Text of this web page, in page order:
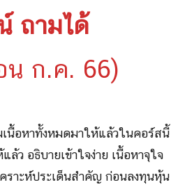
ถามได้
น ก.ค. 66)
เนื้อหาทั้งหมดมาให้แล้วในคอร์สนี้
ว อธิบายเข้าใจง่าย เนื้อหาจุใจ
ราะห์ประเด็นสำคัญ ก่อนลงทุนหุ้น